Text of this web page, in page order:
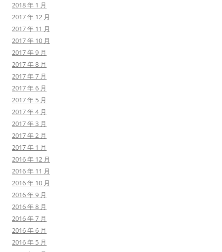
2018 年 1 月
2017 年 12 月
2017 年 11 月
2017 年 10 月
2017 年 9 月
2017 年 8 月
2017 年 7 月
2017 年 6 月
2017 年 5 月
2017 年 4 月
2017 年 3 月
2017 年 2 月
2017 年 1 月
2016 年 12 月
2016 年 11 月
2016 年 10 月
2016 年 9 月
2016 年 8 月
2016 年 7 月
2016 年 6 月
2016 年 5 月